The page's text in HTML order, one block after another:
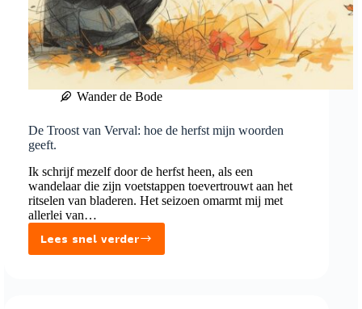
Wander de Bode
De Troost van Verval: hoe de herfst mijn woorden
geeft.
Ik schrijf mezelf door de herfst heen, als een
wandelaar die zijn voetstappen toevertrouwt aan het
ritselen van bladeren. Het seizoen omarmt mij met
allerlei van…
Lees snel verder
De